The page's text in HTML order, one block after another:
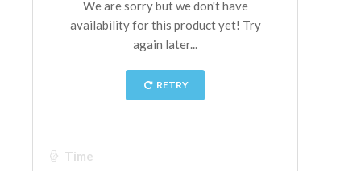
中文
DEUTSCH
FRANÇAIS